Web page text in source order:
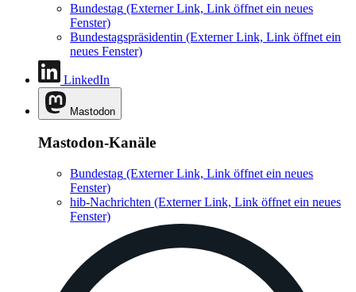
Bundestag (Externer Link, Link öffnet ein neues
Fenster)
Bundestagspräsidentin (Externer Link, Link öffnet ein
neues Fenster)
LinkedIn
Mastodon
Mastodon-Kanäle
Bundestag (Externer Link, Link öffnet ein neues
Fenster)
hib-Nachrichten (Externer Link, Link öffnet ein neues
Fenster)